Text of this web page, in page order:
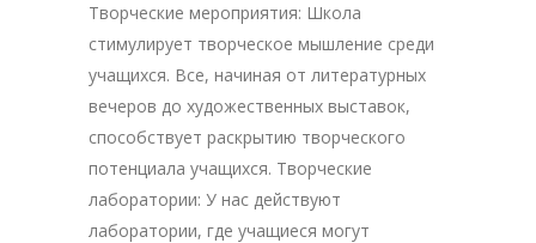
Творческие мероприятия: Школа
стимулирует творческое мышление среди
учащихся. Все, начиная от литературных
вечеров до художественных выставок,
способствует раскрытию творческого
потенциала учащихся. Творческие
лаборатории: У нас действуют
лаборатории, где учащиеся могут